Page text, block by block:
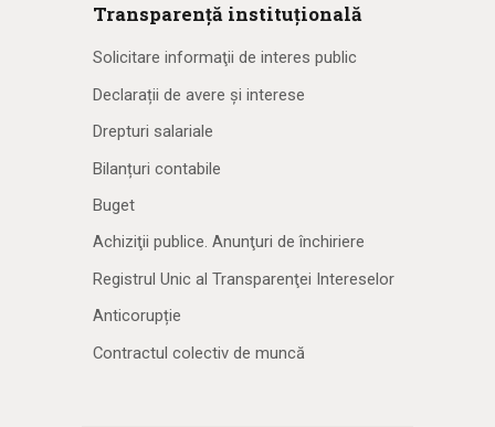
Transparență instituțională
Solicitare informaţii de interes public
Declarații de avere și interese
Drepturi salariale
Bilanțuri contabile
Buget
Achiziţii publice. Anunţuri de închiriere
Registrul Unic al Transparenţei Intereselor
Anticorupție
Contractul colectiv de muncă